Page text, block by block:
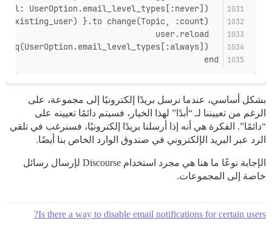
end
بشكل أساسي، عندما نرسل بريدًا إلكترونيًا إلى مجموعة، على
الرغم من تعييننا لـ “أبدًا” لهذا الخيار، فسيتم دائمًا تعيينه على
“دائمًا”. الفكرة هي أنه إذا أرسلنا بريدًا إلكترونيًا، فسنرغب في تلقي
الرد عبر البريد الإلكتروني في صندوق الوارد الخاص بنا أيضًا.
الإجابة نوعًا ما هنا هي مجرد استخدام Discourse لإرسال رسائل
خاصة إلى المجموعات.
Is there a way to disable email notifications for certain users?